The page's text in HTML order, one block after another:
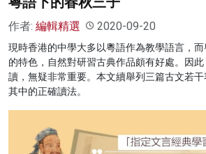
作者: 編輯精選 2020-09-20
現時香港的中學大多以粵語作為教學語言，
的特色，自然對研習古典作品頗有好處。因
讀，無疑非常重要。本文續舉列三篇古文若
其中的正確讀法。